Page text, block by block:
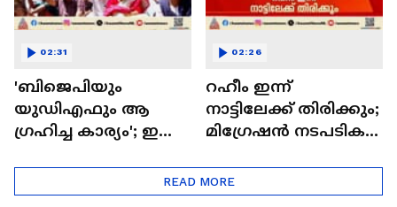
'ബിജെപിയും
യുഡിഎഫും ആ​
ഗ്രഹിച്ച കാര്യം'; ഇഡി
പ്രതിരോധം തീർത്ത്
സിപിഎം | ED Raid
02:31
റഹീം ഇന്ന്
നാട്ടിലേക്ക് തിരിക്കും;
മി​ഗ്രേഷൻ നടപടികൾ
02:26
READ MORE